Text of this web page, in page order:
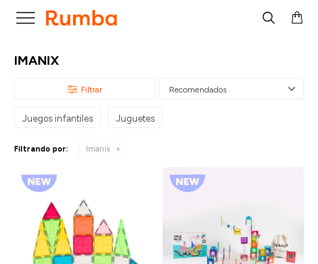

IMANIX
Recomendados
Juegos infantiles Juguetes
Filtrando por: Imanix